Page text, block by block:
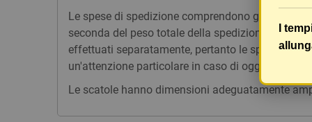
Le spese di spedizione comprendono gli oneri
seconda del peso totale della spedizione. Vi
effettuati separatamente, pertanto le spese di
un'attenzione particolare in caso di oggetti fragili.
Le scatole hanno dimensioni adeguatamente
I